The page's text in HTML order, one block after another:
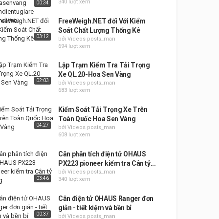
00:34
340 lượt xem
03:12
FreeWeigh.NET đối Với Kiểm
Soát Chất Lượng Thống Kê
bởi Videos posts_man
694 lượt xem
02:03
Lập Trạm Kiểm Tra Tải Trọng
Xe QL.20-Hoa Sen Vàng
bởi Videos posts_man
683 lượt xem
04:27
Kiểm Soát Tải Trọng Xe Trên
Toàn Quốc Hoa Sen Vàng
bởi Videos posts_man
608 lượt xem
03:46
Cân phân tích điện tử OHAUS
PX223 pioneer kiểm tra Cân tỷ...
bởi Videos posts_man
340 lượt xem
00:37
Cân điện tử OHAUS Ranger đơn
giản - tiết kiệm và bền bỉ
bởi Videos posts_man